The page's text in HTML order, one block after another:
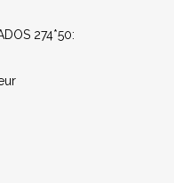
274*50: